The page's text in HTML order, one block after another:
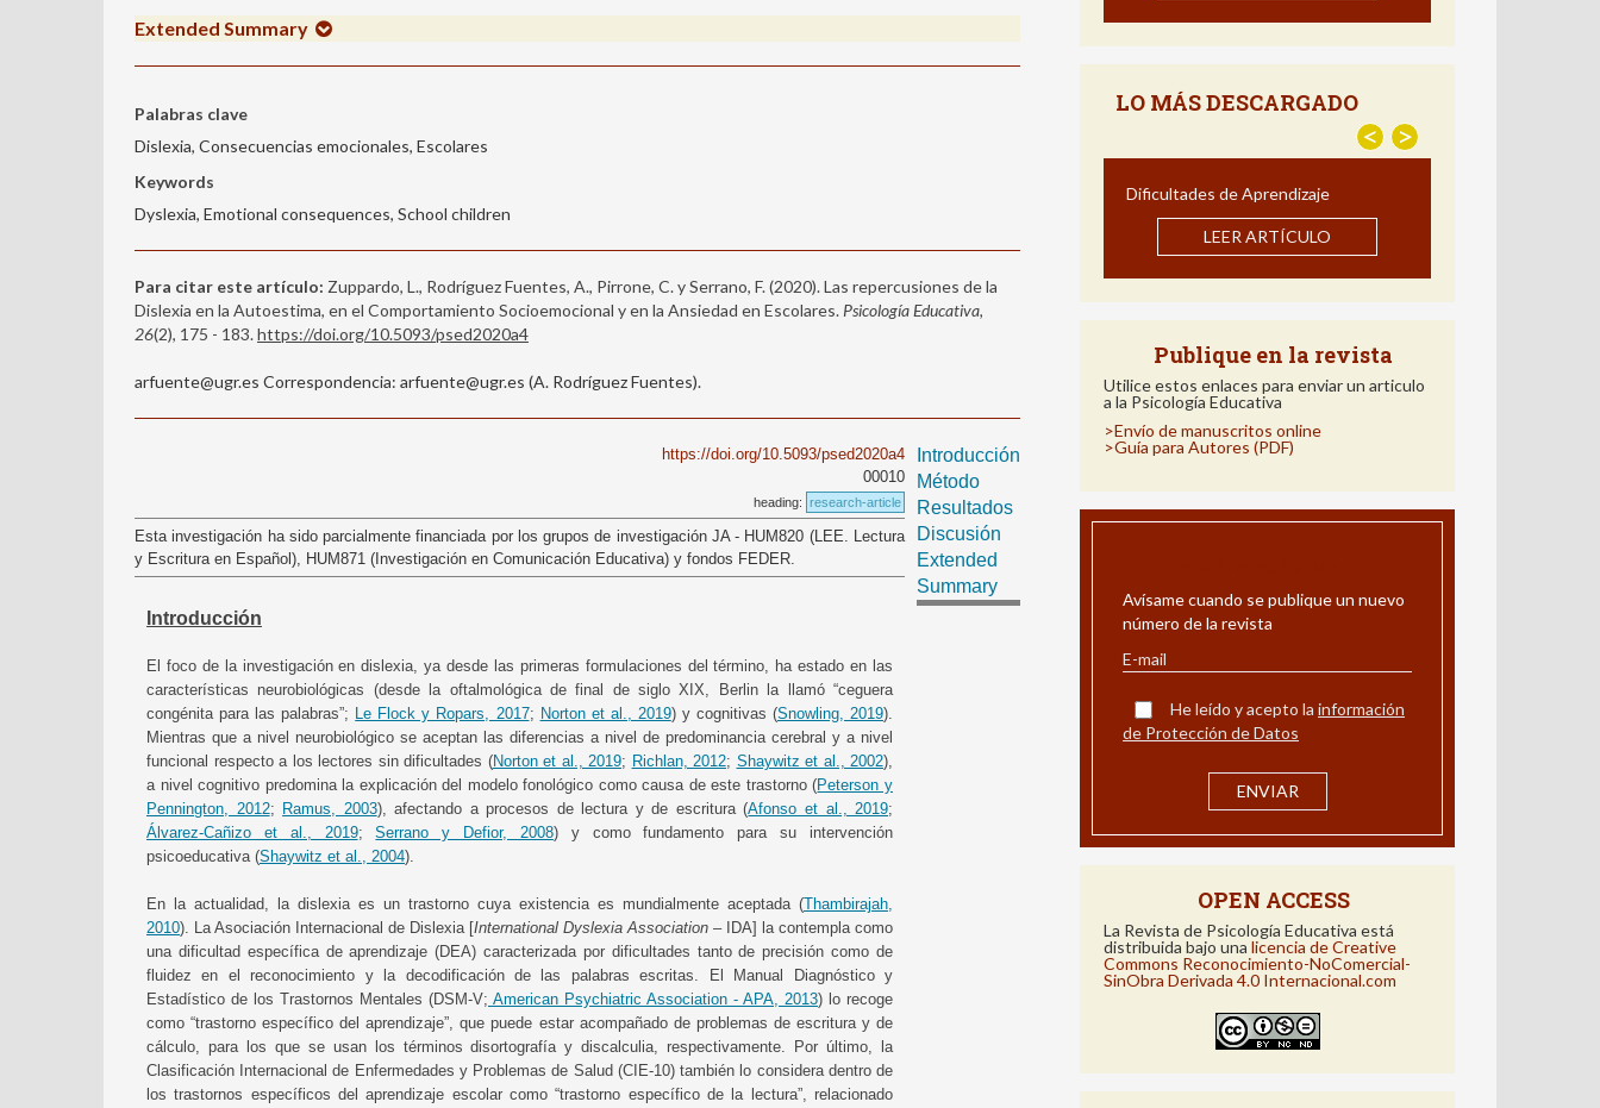
Extended Summary
Palabras clave
Dislexia, Consecuencias emocionales, Escolares
Keywords
Dyslexia, Emotional consequences, School children
Para citar este artículo: Zuppardo, L., Rodríguez Fuentes, A., Pirrone, C. y Serrano, F. (2020). Las repercusiones de la
Dislexia en la Autoestima, en el Comportamiento Socioemocional y en la Ansiedad en Escolares. Psicología Educativa,
26(2), 175 - 183.https://doi.org/10.5093/psed2020a4
arfuente@ugr.es Correspondencia: arfuente@ugr.es (A. Rodríguez Fuentes).
https://doi.org/10.5093/psed2020a4
00010
heading: research-article
Esta investigación ha sido parcialmente financiada por los grupos de investigación JA - HUM820 (LEE. Lectura
y Escritura en Español), HUM871 (Investigación en Comunicación Educativa) y fondos FEDER.
Introducción
El foco de la investigación en dislexia, ya desde las primeras formulaciones del término, ha estado en las
características neurobiológicas (desde la oftalmológica de final de siglo XIX, Berlin la llamó “ceguera
congénita para las palabras”; Le Flock y Ropars, 2017; Norton et al., 2019) y cognitivas (Snowling, 2019).
Mientras que a nivel neurobiológico se aceptan las diferencias a nivel de predominancia cerebral y a nivel
funcional respecto a los lectores sin dificultades (Norton et al., 2019; Richlan, 2012; Shaywitz et al., 2002),
a nivel cognitivo predomina la explicación del modelo fonológico como causa de este trastorno (Peterson y
Pennington, 2012; Ramus, 2003), afectando a procesos de lectura y de escritura (Afonso et al., 2019;
Álvarez-Cañizo et al., 2019;Serrano y Defior, 2008) y como fundamento para su intervención
psicoeducativa (Shaywitz et al., 2004).
En la actualidad, la dislexia es un trastorno cuya existencia es mundialmente aceptada (Thambirajah,
2010). La Asociación Internacional de Dislexia [International Dyslexia Association – IDA] la contempla como
una dificultad específica de aprendizaje (DEA) caracterizada por dificultades tanto de precisión como de
fluidez en el reconocimiento y la decodificación de las palabras escritas. El Manual Diagnóstico y
Estadístico de los Trastornos Mentales (DSM-V; American Psychiatric Association - APA, 2013) lo recoge
como “trastorno específico del aprendizaje”, que puede estar acompañado de problemas de escritura y de
cálculo, para los que se usan los términos disortografía y discalculia, respectivamente. Por último, la
Clasificación Internacional de Enfermedades y Problemas de Salud (CIE-10) también lo considera dentro de
los trastornos específicos del aprendizaje escolar como “trastorno específico de la lectura”, relacionado
Introducción
Método
Resultados
Discusión
Extended
Summary
LEER ARTÍCULO
LO MÁS DESCARGADO
Estrategias para Mejorar la
Publique en la revista
>Envío de manuscritos online
número de la revista
He leído y acepto la
OPEN ACCESS
La Revista de Psicología Educativa está
distribuida bajo unalicencia de Creative